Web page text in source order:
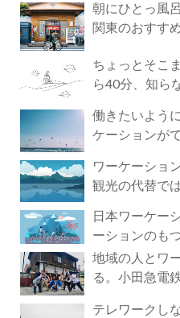
朝にひとっ風
関東のおすす
ちょっとそこ
ら40分、知ら
働きたいよう
ケーションが
ワーケーショ
観光の代替で
日本ワーケー
ーションのも
地域の人とワ
る。小田急電
テレワークし